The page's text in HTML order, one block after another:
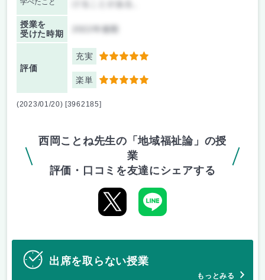
学べたこと
けることがある。
授業を
受けた時期
2022年後期
評価
充実 5
楽単 5
(2023/01/20) [3962185]
西岡ことね先生の「地域福祉論」の授
業
評価・口コミを友達にシェアする
出席を取らない授業
もっとみる